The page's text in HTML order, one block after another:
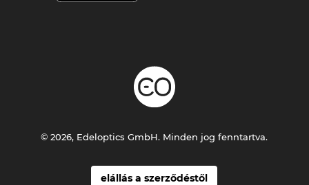
elállás a szerződéstől
© 2026, Edeloptics GmbH. Minden jog fenntartva.